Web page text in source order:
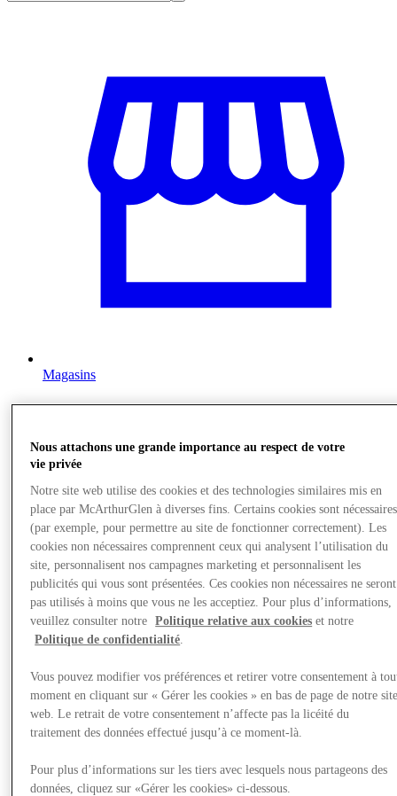
Magasins
Offre
Nous attachons une grande importance au respect de votre
vie privée
Notre site web utilise des cookies et des technologies similaires mis en
place par McArthurGlen à diverses fins. Certains cookies sont nécessaires
(par exemple, pour permettre au site de fonctionner correctement). Les
cookies non nécessaires comprennent ceux qui analysent l’utilisation du
site, personnalisent nos campagnes marketing et personnalisent les
publicités qui vous sont présentées. Ces cookies non nécessaires ne seront
pas utilisés à moins que vous ne les acceptiez. Pour plus d’informations,
veuillez consulter notre
Politique relative aux cookies et notre
Politique de confidentialité
Vous pouvez modifier vos préférences et retirer votre consentement à
moment en cliquant sur « Gérer les cookies » en bas de page de notre
web. Le retrait de votre consentement n’affecte pas la licéité du
traitement des données effectué jusqu’à ce moment-là.
Pour plus d’informations sur les tiers avec lesquels nous partageons des
données, cliquez sur «Gérer les cookies» ci-dessous.